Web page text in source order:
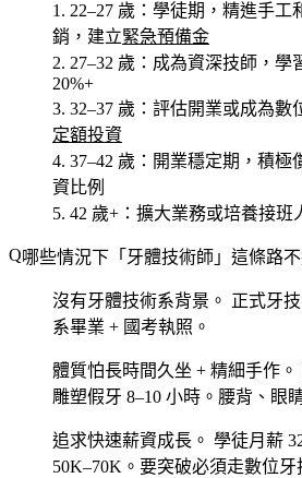
22–27 歲 ：學徒期，精進手工
銷，建立緊急預備金
27–32 歲 ：成為資深技師，
20%+
32–37 歲 ：評估開業或成為數
定額投資
37–42 歲 ：開業穩定期，積極
資比例
42 歲+ ：擴大業務或培養接班
哪些情況下「牙體技術師」這條路
沒有牙體技術系背景。 正式牙
系畢業 + 國考執照。
體質怕長時間久坐 + 精細手作。
雕塑假牙 8–10 小時。腰背、眼
追求快速薪資成長。 學徒月薪
50K–70K。要突破必須走數位牙